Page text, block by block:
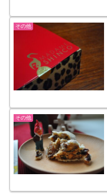
その他
その他